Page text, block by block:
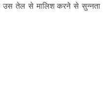
उस तेल से मालिश करने से सुन्नता